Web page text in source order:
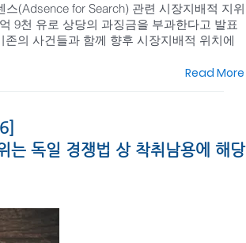
(Adsence for Search) 관련 시장지배적 지위
9천 유로 상당의 과징금을 부과한다고 발표
의 사건들과 함께 향후 시장지배적 위치에
Read More
독일 경쟁법 상 착취남용에 해당